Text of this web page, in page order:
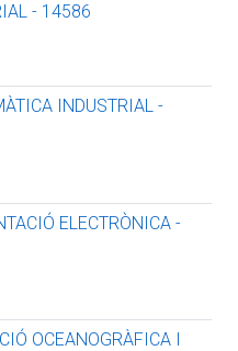
- 14586
INDUSTRIAL -
ELECTRÒNICA -
OCEANOGRÀFICA I